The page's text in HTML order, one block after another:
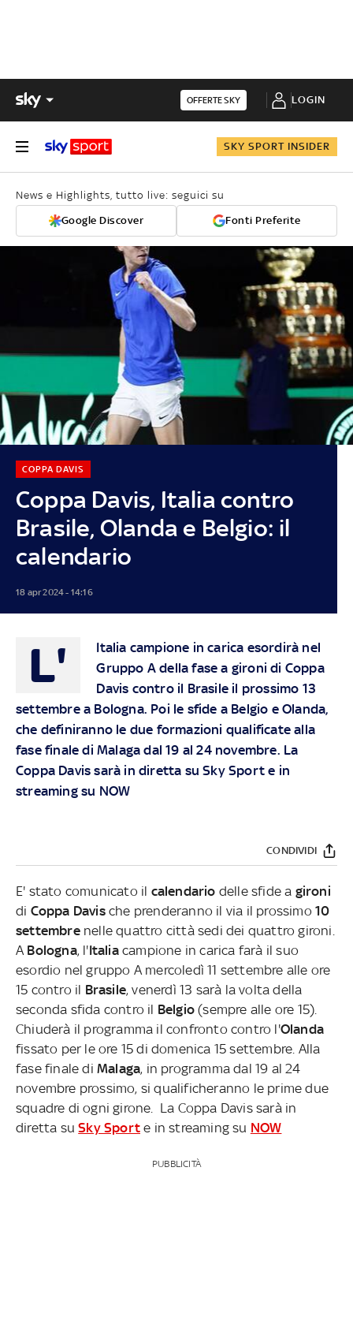
OFFERTE SKY LOGIN
SKY SPORT INSIDER
News e Highlights, tutto live: seguici su
Google Discover Fonti Preferite
Coppa Davis, Italia contro
Brasile, Olanda e Belgio: il
calendario
COPPA DAVIS
18 apr 2024 - 14:16
L'
Italia campione in carica esordirà nel
Gruppo A della fase a gironi di Coppa
Davis contro il Brasile il prossimo 13
settembre a Bologna. Poi le sfide a Belgio e Olanda,
che definiranno le due formazioni qualificate alla
fase finale di Malaga dal 19 al 24 novembre. La
Coppa Davis sarà in diretta suSky Sport e in
streaming su NOW
CONDIVIDI
E' stato comunicato il calendario delle sfide a gironi
di Coppa Davische prenderanno il via il prossimo10
settembrenelle quattro città sedi dei quattro gironi.
A Bologna, l'Italiacampione in carica farà il suo
esordio nel gruppo A mercoledì 11 settembre alle ore
15 contro il Brasile, venerdì 13 sarà la volta della
seconda sfida contro il Belgio(sempre alle ore 15).
Chiuderà il programma il confronto contro l'Olanda
fissato per le ore 15 di domenica 15 settembre. Alla
fase finale di Malaga, in programma dal 19 al 24
novembre prossimo, si qualificheranno le prime due
squadre di ogni girone. La Coppa Davis sarà in
diretta suSky Sport e in streaming su NOW
PUBBLICITÀ